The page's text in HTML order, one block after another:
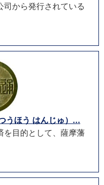
から発行されている
うほう はんじゅ）...
を目的として、薩摩藩